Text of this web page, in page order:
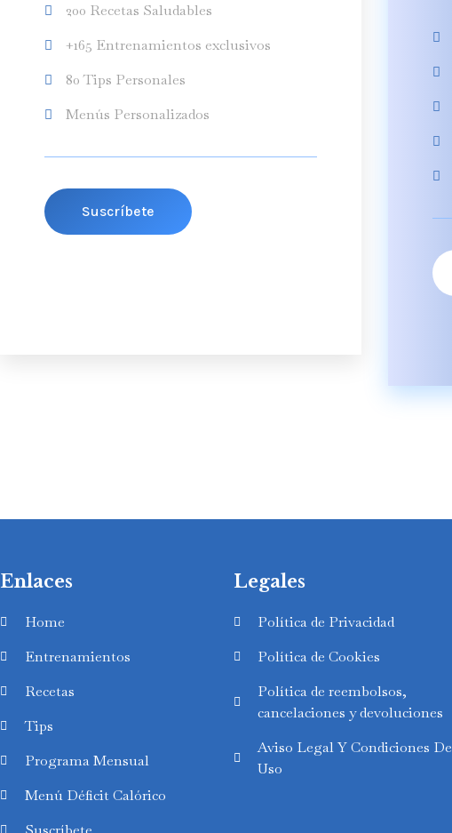
200 Recetas Saludables
+165 Entrenamientos exclusivos
80 Tips Personales
Menús Personalizados
Suscríbete
Enlaces
Home
Entrenamientos
Recetas
Tips
Programa Mensual
Menú Déficit Calórico
Legales
Política de Privacidad
Política de Cookies
Política de reembolsos,
cancelaciones y devoluciones
Aviso Legal Y Condiciones De
Uso
Finnish